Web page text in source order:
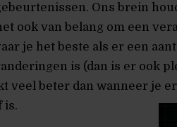
Ons brein
ook van belang om een
je het beste als er een
is (dan is er ook
veel beter dan wanneer je
is.